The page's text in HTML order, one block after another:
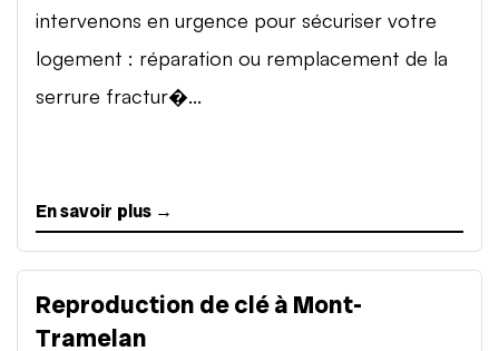
intervenons en urgence pour sécuriser votre
logement : réparation ou remplacement de la
serrure fractur�...
En savoir plus →
Reproduction de clé à Mont-
Tramelan